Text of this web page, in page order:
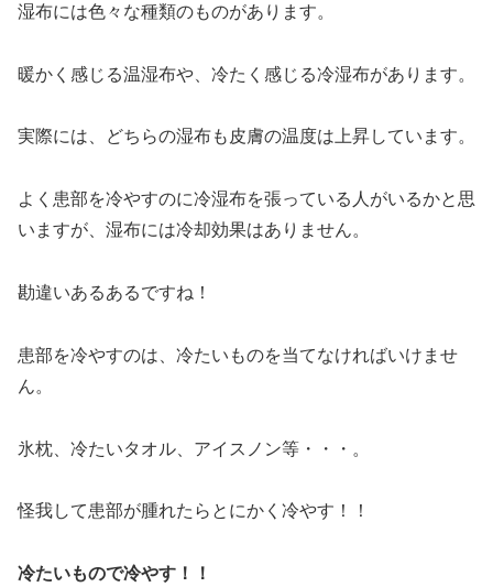
湿布には色々な種類のものがあります。
暖かく感じる温湿布や、冷たく感じる冷湿布があります。
実際には、どちらの湿布も皮膚の温度は上昇しています。
よく患部を冷やすのに冷湿布を張っている人がいるかと思
いますが、湿布には冷却効果はありません。
勘違いあるあるですね！
患部を冷やすのは、冷たいものを当てなければいけませ
ん。
氷枕、冷たいタオル、アイスノン等・・・。
怪我して患部が腫れたらとにかく冷やす！！
冷たいもので冷やす！！